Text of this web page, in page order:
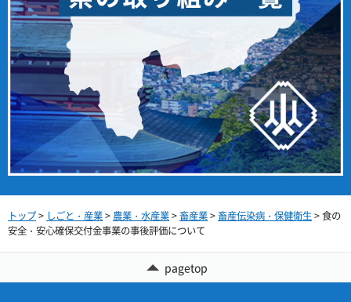
トップ> しごと・産業> 農業・水産業>畜産業>畜産伝染病・保健衛生> 食の
安全・安心確保交付金事業の事後評価について
pagetop